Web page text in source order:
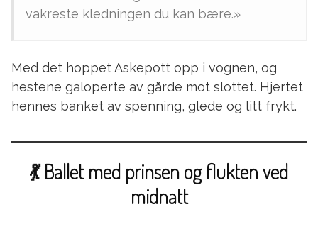
vakreste kledningen du kan bære.»
Med det hoppet Askepott opp i vognen, og
hestene galoperte av gårde mot slottet. Hjertet
hennes banket av spenning, glede og litt frykt.
💃 Ballet med prinsen og flukten ved
midnatt